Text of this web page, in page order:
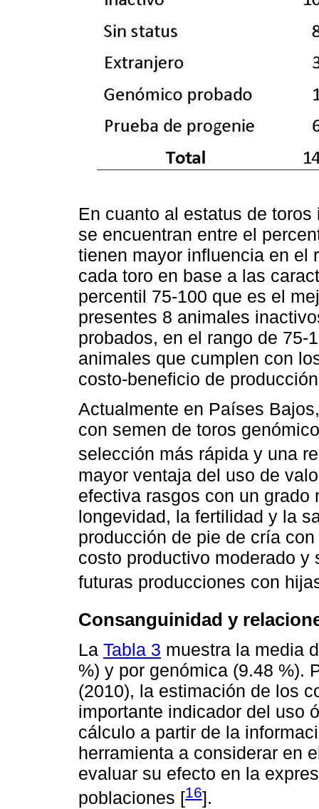
En cuanto al estatus de
se encuentran entre el
tienen mayor influencia en el
cada toro en base a las
percentil 75-100 que es el
presentes 8 animales
probados, en el rango de 75-
animales que cumplen con
costo-beneficio de
Actualmente en Países
con semen de toros
selección más rápida y una
mayor ventaja del uso de
efectiva rasgos con un
longevidad, la fertilidad y la
producción de pie de cría
costo productivo moderado
futuras producciones con
Consanguinidad y
La Tabla 3 muestra la media
%) y por genómica (9.48 %).
(2010), la estimación de los
importante indicador del uso
cálculo a partir de la
herramienta a considerar en
evaluar su efecto en la
poblaciones [16].